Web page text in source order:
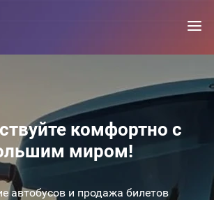
комфортно с
миром!
автобусов и продажа билетов